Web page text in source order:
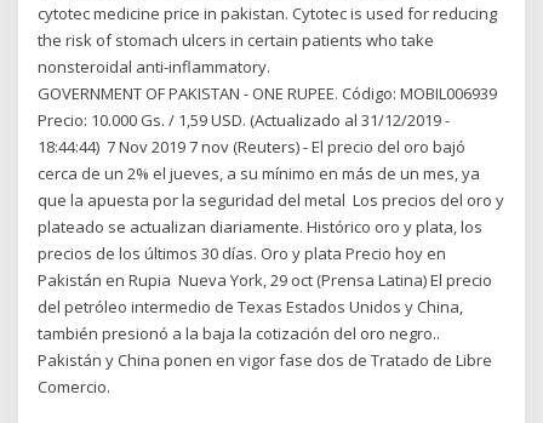
cytotec medicine price in pakistan. Cytotec is used for reducing
the risk of stomach ulcers in certain patients who take
nonsteroidal anti-inflammatory.
GOVERNMENT OF PAKISTAN - ONE RUPEE. Código: MOBIL006939
Precio: 10.000 Gs. / 1,59 USD. (Actualizado al 31/12/2019 -
18:44:44) 7 Nov 2019 7 nov (Reuters) - El precio del oro bajó
cerca de un 2% el jueves, a su mínimo en más de un mes, ya
que la apuesta por la seguridad del metal Los precios del oro y
plateado se actualizan diariamente. Histórico oro y plata, los
precios de los últimos 30 días. Oro y plata Precio hoy en
Pakistán en Rupia Nueva York, 29 oct (Prensa Latina) El precio
del petróleo intermedio de Texas Estados Unidos y China,
también presionó a la baja la cotización del oro negro..
Pakistán y China ponen en vigor fase dos de Tratado de Libre
Comercio.